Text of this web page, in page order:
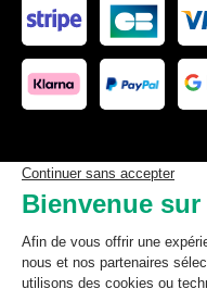
Les données affichées ici,
complète, ne doivent pas
données ou la base de
exploiter, ni de les rendre
préalable de TecDoc.
droits d’auteur et fera